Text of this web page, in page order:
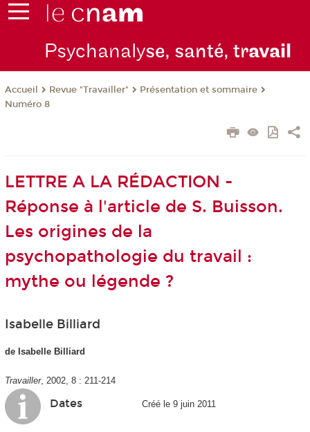
Psychanalyse, santé, travail
Accueil Revue "Travailler"
Présentation et sommaire
Numéro 8
LETTRE A LA RÉDACTION -
Réponse à l'article de S. Buisson.
Les origines de la
psychopathologie du travail :
mythe ou légende ?
Isabelle Billiard
de Isabelle Billiard
Travailler, 2002, 8 : 211-214
Dates Créé le 9 juin 2011